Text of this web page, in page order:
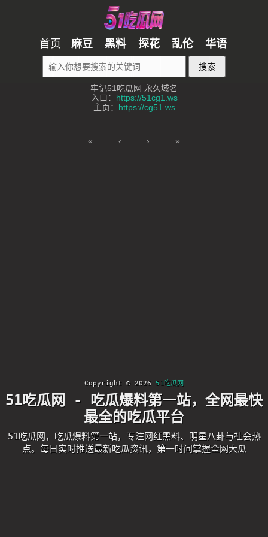
首页 麻豆 黑料 探花 乱伦 华语
搜索
牢记51吃瓜网 永久域名
入口： https://51cg1.ws
主页： https://cg51.ws
« ‹ › »
Copyright © 2026 51吃瓜网
51吃瓜网 - 吃瓜爆料第一站，全网最快
最全的吃瓜平台
51吃瓜网，吃瓜爆料第一站，专注网红黑料、明星八卦与社会热
点。每日实时推送最新吃瓜资讯，第一时间掌握全网大瓜